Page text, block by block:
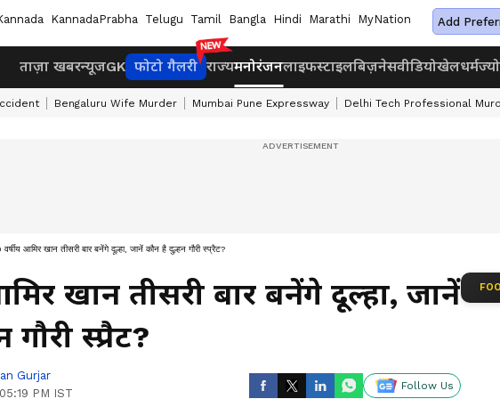
KannadaPrabha Telugu Tamil Bangla Hindi Marathi MyNation Add
ताज़ा खबरन्यूजGK फोटो गैलरी राज्यमनोरंजनलाइफस्टाइलबिज़नेसवीडियोखेलधर्म
Bengaluru Wife Murder Mumbai Pune Expressway Delhi Tech Professional
आमिर खान तीसरी बार बनेंगे दूल्हा, जानें कौन है दुल्हन गौरी स्प्रैट?
खान तीसरी बार बनेंगे दूल्हा, जानें
स्प्रैट?
Gurjar
PM IST
Follow Us